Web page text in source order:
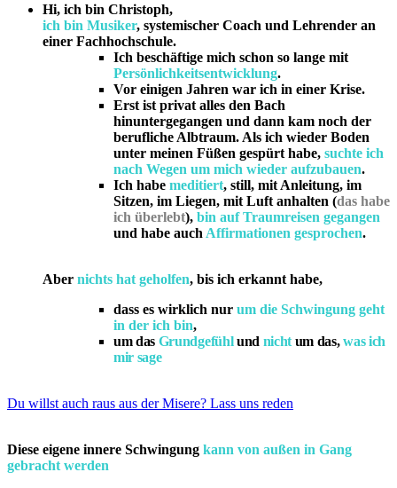
Hi, ich bin Christoph,
ich bin Musiker, systemischer Coach und Lehrender an
einer Fachhochschule.
Ich beschäftige mich schon so lange mit
Persönlichkeitsentwicklung.
Vor einigen Jahren war ich in einer Krise.
Erst ist privat alles den Bach
hinuntergegangen und dann kam noch der
berufliche Albtraum. Als ich wieder Boden
unter meinen Füßen gespürt habe, suchte ich
nach Wegen um mich wieder aufzubauen.
Ich habe meditiert, still, mit Anleitung, im
Sitzen, im Liegen, mit Luft anhalten (das habe
ich überlebt), bin auf Traumreisen gegangen
und habe auch Affirmationen gesprochen.
Aber nichts hat geholfen, bis ich erkannt habe,
dass es wirklich nur um die Schwingung geht
in der ich bin,
um das Grundgefühlund nicht um das,was ich
mir sage
Du willst auch raus aus der Misere? Lass uns reden
Diese eigene innere Schwingung kann von außen in Gang
gebracht werden